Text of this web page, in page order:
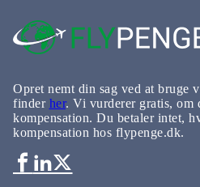
Opret nemt din sag ved at bruge
finder her. Vi vurderer gratis, om
kompensation. Du betaler intet,
kompensation hos flypenge.dk.